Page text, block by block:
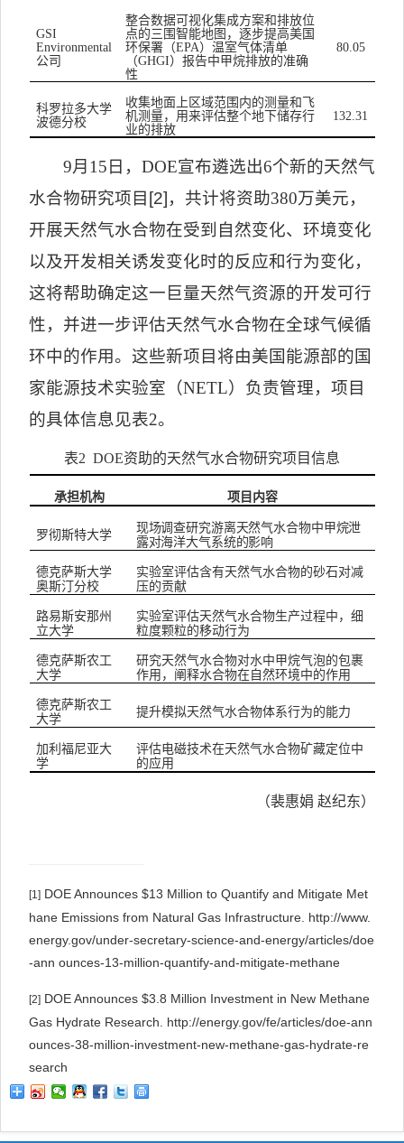
GSI
Environmental
公司
整合数据可视化集成方案和排放位
点的三围智能地图，逐步提高美国
环保署（EPA）温室气体清单
（GHGI）报告中甲烷排放的准确
性
80.05
科罗拉多大学
波德分校
收集地面上区域范围内的测量和飞
机测量，用来评估整个地下储存行
业的排放
132.31
9月 15 日， DOE宣布遴选出6个新的天然气
水合物研究项目 [2] ，共计将资助380万美元，
开展天然气水合物在受到自然变化、环境变化
以及开发相关诱发变化时的反应和行为变化，
这将帮助确定这一巨量天然气资源的开发可行
性，并进一步评估天然气水合物在全球气候循
环中的作用。这些新项目将由美国能源部的国
家能源技术实验室（NETL）负责管理，项目
的具体信息见表2。
表2 DOE资助的天然气水合物研究项目信息
承担机构 项目内容
罗彻斯特大学 现场调查研究游离天然气水合物中甲烷泄
露对海洋大气系统的影响
德克萨斯大学
奥斯汀分校
实验室评估含有天然气水合物的砂石对减
压的贡献
路易斯安那州
立大学
实验室评估天然气水合物生产过程中，细
粒度颗粒的移动行为
德克萨斯农工
大学
研究天然气水合物对水中甲烷气泡的包裹
作用，阐释水合物在自然环境中的作用
德克萨斯农工
大学
提升模拟天然气水合物体系行为的能力
加利福尼亚大
学
评估电磁技术在天然气水合物矿藏定位中
的应用
（裴惠娟 赵纪东）
[1] DOE Announces $13 Million to Quantify and Mitigate Met
hane Emissions from Natural Gas Infrastructure. http://www.
energy.gov/under-secretary-science-and-energy/articles/doe
-ann ounces-13-million-quantify-and-mitigate-methane
[2] DOE Announces $3.8 Million Investment in New Methane
Gas Hydrate Research. http://energy.gov/fe/articles/doe-ann
ounces-38-million-investment-new-methane-gas-hydrate-re
search